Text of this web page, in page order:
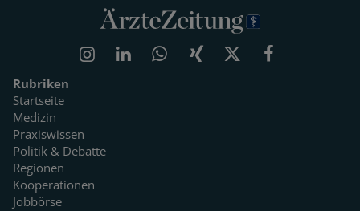
Rubriken
Startseite
Medizin
Praxiswissen
Politik & Debatte
Regionen
Kooperationen
Jobbörse